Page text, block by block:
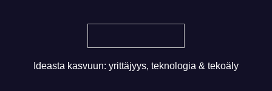
Ideasta kasvuun: yrittäjyys, teknologia & tekoäly